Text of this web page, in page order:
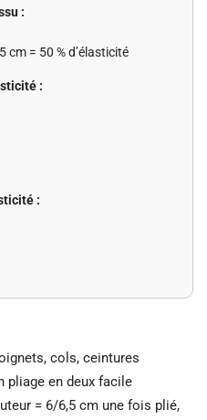
:
cm = 50 % d’élasticité
:
:
cols, ceintures
pliage en deux facile
= 6/6,5 cm une fois plié,